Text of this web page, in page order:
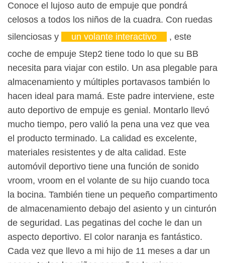
Conoce el lujoso auto de empuje que pondrá
celosos a todos los niños de la cuadra. Con ruedas
silenciosas y
un volante interactivo
, este
coche de empuje Step2 tiene todo lo que su BB
necesita para viajar con estilo. Un asa plegable para
almacenamiento y múltiples portavasos también lo
hacen ideal para mamá. Este padre interviene, este
auto deportivo de empuje es genial. Montarlo llevó
mucho tiempo, pero valió la pena una vez que vea
el producto terminado. La calidad es excelente,
materiales resistentes y de alta calidad. Este
automóvil deportivo tiene una función de sonido
vroom, vroom en el volante de su hijo cuando toca
la bocina. También tiene un pequeño compartimento
de almacenamiento debajo del asiento y un cinturón
de seguridad. Las pegatinas del coche le dan un
aspecto deportivo. El color naranja es fantástico.
Cada vez que llevo a mi hijo de 11 meses a dar un